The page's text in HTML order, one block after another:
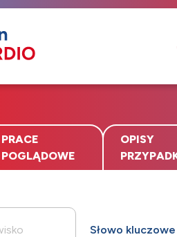
PRACE
POGLĄDOWE
OPISY
Słowo